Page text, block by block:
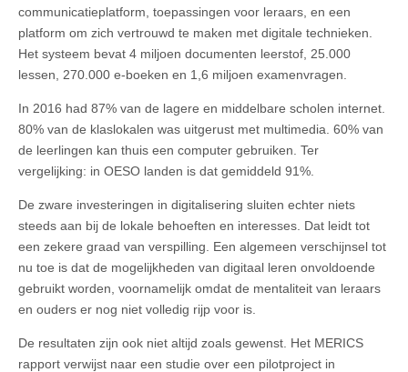
communicatieplatform, toepassingen voor leraars, en een
platform om zich vertrouwd te maken met digitale technieken.
Het systeem bevat 4 miljoen documenten leerstof, 25.000
lessen, 270.000 e-boeken en 1,6 miljoen examenvragen.
In 2016 had 87% van de lagere en middelbare scholen internet.
80% van de klaslokalen was uitgerust met multimedia. 60% van
de leerlingen kan thuis een computer gebruiken. Ter
vergelijking: in OESO landen is dat gemiddeld 91%.
De zware investeringen in digitalisering sluiten echter niets
steeds aan bij de lokale behoeften en interesses. Dat leidt tot
een zekere graad van verspilling. Een algemeen verschijnsel tot
nu toe is dat de mogelijkheden van digitaal leren onvoldoende
gebruikt worden, voornamelijk omdat de mentaliteit van leraars
en ouders er nog niet volledig rijp voor is.
De resultaten zijn ook niet altijd zoals gewenst. Het MERICS
rapport verwijst naar een studie over een pilotproject in